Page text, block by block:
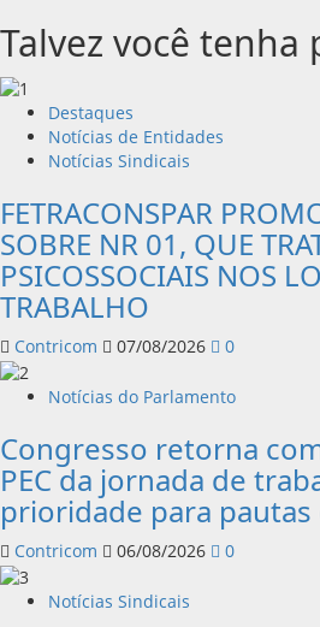
Talvez você tenha
Destaques
Notícias de Entidades
Notícias Sindicais
FETRACONSPAR
SOBRE NR 01, QUE
PSICOSSOCIAIS NOS
TRABALHO
Contricom 07/08/2026 0
Notícias do Parlamento
Congresso retorna
PEC da jornada de
prioridade para
Contricom 06/08/2026 0
Notícias Sindicais